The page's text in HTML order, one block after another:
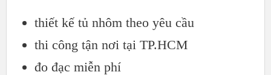
thiết kế tủ nhôm theo yêu cầu
thi công tận nơi tại TP.HCM
đo đạc miễn phí